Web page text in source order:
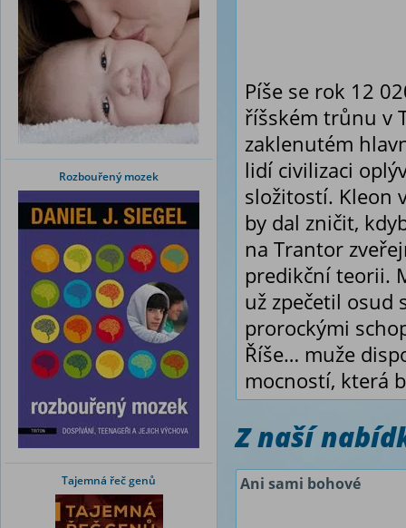
Rozbouřený mozek
Tajemná řeč genů
Píše se rok 12
říšském trůnu v
zaklenutém
lidí civilizaci
složitostí. Kleon
by dal zničit,
na Trantor
predikční teorii.
už zpečetil osud
prorockými
Říše… muže
mocností, která
Z naší
Ani sami bohové